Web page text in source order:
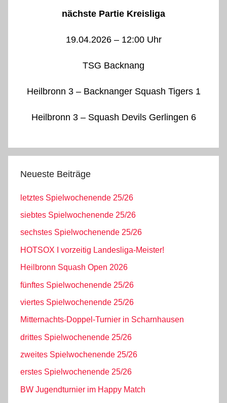
nächste Partie Kreisliga
19.04.2026 – 12:00 Uhr
TSG Backnang
Heilbronn 3 – Backnanger Squash Tigers 1
Heilbronn 3 – Squash Devils Gerlingen 6
Neueste Beiträge
letztes Spielwochenende 25/26
siebtes Spielwochenende 25/26
sechstes Spielwochenende 25/26
HOTSOX I vorzeitig Landesliga-Meister!
Heilbronn Squash Open 2026
fünftes Spielwochenende 25/26
viertes Spielwochenende 25/26
Mitternachts-Doppel-Turnier in Scharnhausen
drittes Spielwochenende 25/26
zweites Spielwochenende 25/26
erstes Spielwochenende 25/26
BW Jugendturnier im Happy Match